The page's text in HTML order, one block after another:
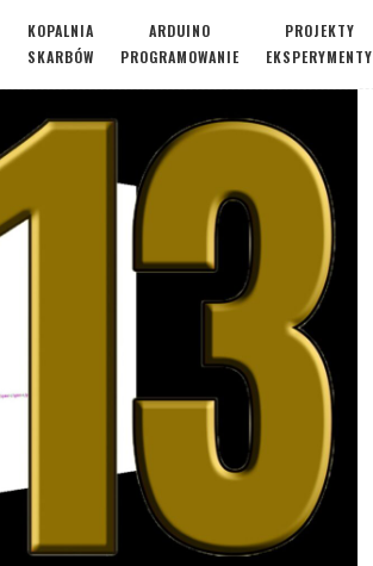
KOPALNIA
SKARBÓW
ARDUINO
PROGRAMOWANIE
PROJEKTY
EKSPERYMENTY